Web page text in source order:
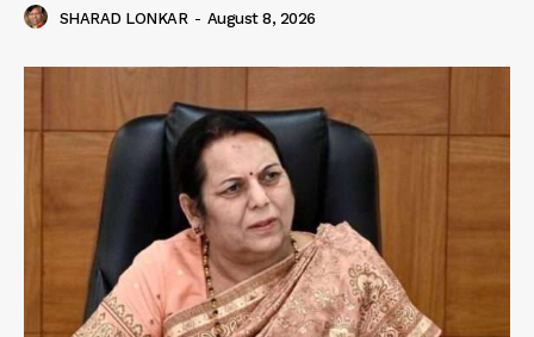
SHARAD LONKAR - August 8, 2026